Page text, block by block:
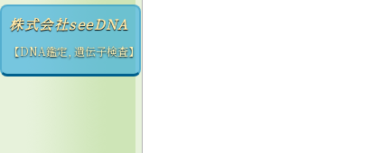
株式会社seeDNA
【DNA鑑定, 遺伝子検査】